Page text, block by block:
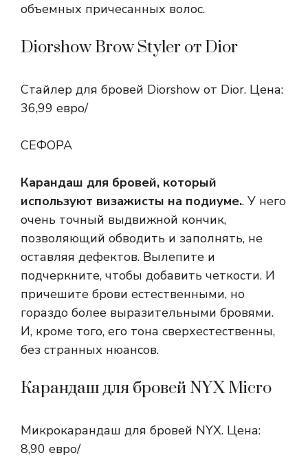
объемных причесанных волос.
Diorshow Brow Styler от Dior
Стайлер для бровей Diorshow от Dior. Цена:
36,99 евро/
СЕФОРА
Карандаш для бровей, который
используют визажисты на подиуме.. У него
очень точный выдвижной кончик,
позволяющий обводить и заполнять, не
оставляя дефектов. Вылепите и
подчеркните, чтобы добавить четкости. И
причешите брови естественными, но
гораздо более выразительными бровями.
И, кроме того, его тона сверхестественны,
без странных нюансов.
Карандаш для бровей NYX Micro
Микрокарандаш для бровей NYX. Цена:
8,90 евро/